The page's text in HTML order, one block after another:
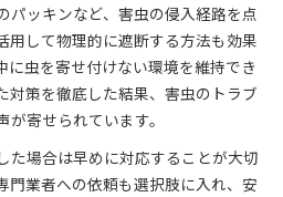
パッキンなど、害虫の侵入経路を点
用して物理的に遮断する方法も効果
に虫を寄せ付けない環境を維持でき
対策を徹底した結果、害虫のトラブ
寄せられています。
た場合は早めに対応することが大切
門業者への依頼も選択肢に入れ、安